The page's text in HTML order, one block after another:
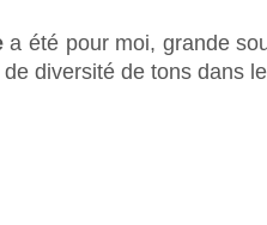
a été pour moi, grande
diversité de tons dans